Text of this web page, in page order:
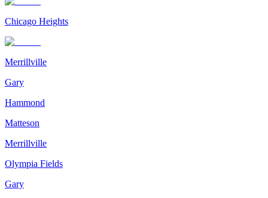
Chicago Heights
Merrillville
Gary
Hammond
Matteson
Merrillville
Olympia Fields
Gary